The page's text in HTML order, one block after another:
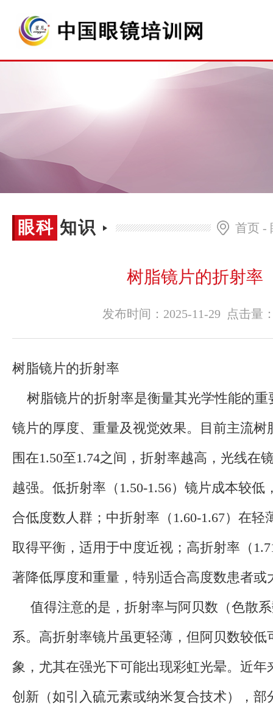
眼科
眼科知识 首页 -
树脂镜片的折射率
发布时间：2025-11-29 点击量
树脂镜片的折射率
树脂镜片的折射率是衡量其光学性能的重
镜片的厚度、重量及视觉效果。目前主流树
围在1.50至1.74之间，折射率越高，光线在
越强。低折射率（1.50-1.56）镜片成本较低
合低度数人群；中折射率（1.60-1.67）在轻
取得平衡，适用于中度近视；高折射率（
著降低厚度和重量，特别适合高度数患者或
值得注意的是，折射率与阿贝数（色散
系。高折射率镜片虽更轻薄，但阿贝数较低
象，尤其在强光下可能出现彩虹光晕。近年
创新（如引入硫元素或纳米复合技术），部